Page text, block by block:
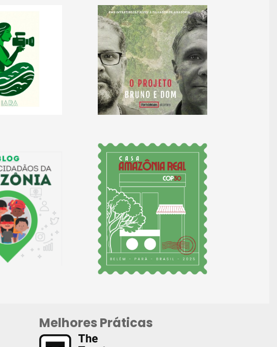
Melhores Práticas